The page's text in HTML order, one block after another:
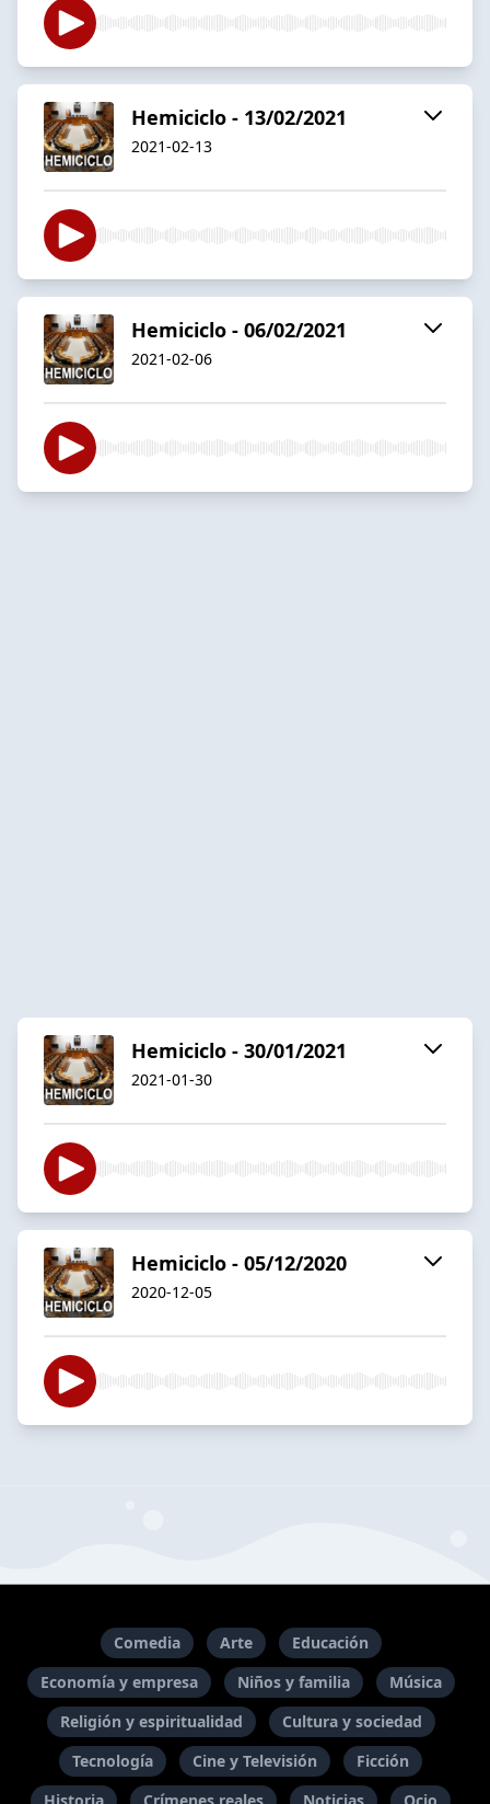
Hemiciclo - 13/02/2021
2021-02-13
Hemiciclo - 06/02/2021
2021-02-06
Hemiciclo - 30/01/2021
2021-01-30
Hemiciclo - 05/12/2020
2020-12-05
Comedia Arte
Educación
Economía y empresa
Niños y familia
Música
Religión y espiritualidad
Cultura y sociedad
Tecnología
Cine y Televisión
Ficción